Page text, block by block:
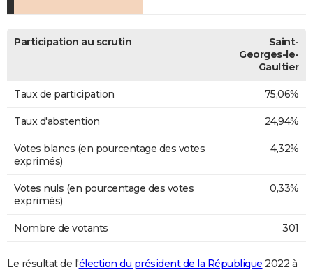
Participation au scrutin
Saint-
Georges-le-
Gaultier
Taux de participation 75,06%
Taux d'abstention 24,94%
Votes blancs (en pourcentage des votes
exprimés)
4,32%
Votes nuls (en pourcentage des votes
exprimés)
0,33%
Nombre de votants 301
Le résultat de l'élection du président de la République 2022 à